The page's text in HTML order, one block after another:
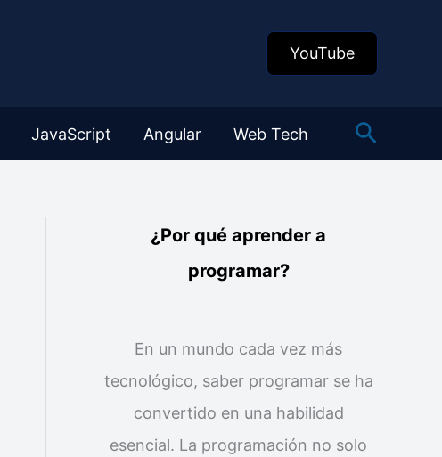
YouTube
JavaScript Angular Web Tech Buscar
¿Por qué aprender a
programar?
En un mundo cada vez más
tecnológico, saber programar se ha
convertido en una habilidad
esencial. La programación no solo